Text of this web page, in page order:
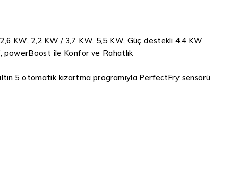
KW, 2,2 KW / 3,7 KW, 5,5 KW, Güç destekli 4,4 KW
powerBoost ile Konfor ve Rahatlık
5 otomatik kızartma programıyla PerfectFry sensörü